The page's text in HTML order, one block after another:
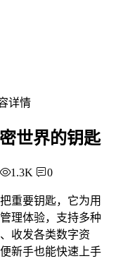
详情
世界的钥匙
1.3K 0
重要钥匙，它为用
理体验，支持多种
收发各类数字资
新手也能快速上手